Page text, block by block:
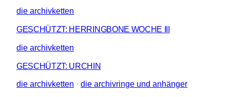
die archivketten
GESCHÜTZT: HERRINGBONE WOCHE III
die archivketten
GESCHÜTZT: URCHIN
die archivketten · die archivringe und anhänger